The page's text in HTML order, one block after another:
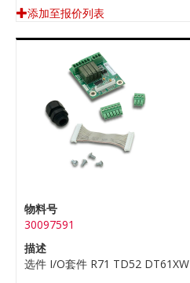
添加至报价列表
物料号
30097591
描述
选件 I/O套件 R71 TD52 DT61XW